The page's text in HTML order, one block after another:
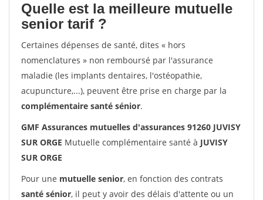
Quelle est la meilleure mutuelle
senior tarif ?
Certaines dépenses de santé, dites « hors
nomenclatures » non remboursé par l'assurance
maladie (les implants dentaires, l'ostéopathie,
acupuncture,...), peuvent être prise en charge par la
complémentaire santé sénior.
GMF Assurances mutuelles d'assurances 91260 JUVISY
SUR ORGE Mutuelle complémentaire santé à JUVISY
SUR ORGE
Pour une mutuelle senior, en fonction des contrats
santé sénior, il peut y avoir des délais d'attente ou un